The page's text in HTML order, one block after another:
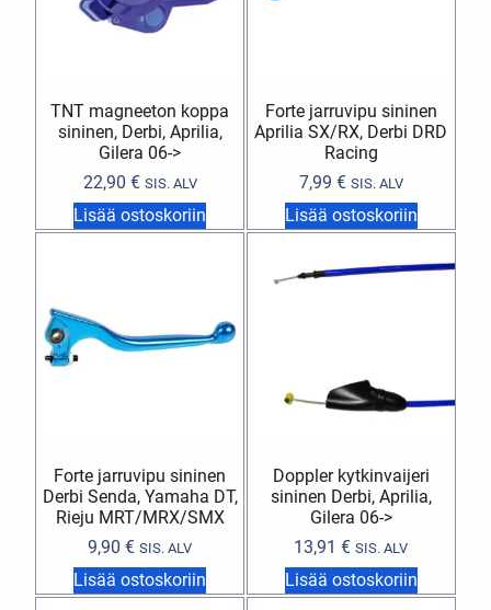
TNT magneeton koppa
sininen, Derbi, Aprilia,
Gilera 06->
22,90 € SIS. ALV
Lisää ostoskoriin
Forte jarruvipu sininen
Aprilia SX/RX, Derbi DRD
Racing
7,99 € SIS. ALV
Lisää ostoskoriin
Forte jarruvipu sininen
Derbi Senda, Yamaha DT,
Rieju MRT/MRX/SMX
9,90€ SIS. ALV
Lisää ostoskoriin
Doppler kytkinvaijeri
sininen Derbi, Aprilia,
Gilera 06->
13,91€ SIS. ALV
Lisää ostoskoriin